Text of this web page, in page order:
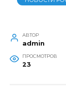
АВТОР
admin
ПРОСМОТРОВ
23